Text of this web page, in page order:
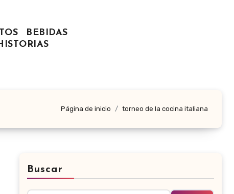
BEBIDAS
Página de inicio torneo de la cocina italiana
Buscar